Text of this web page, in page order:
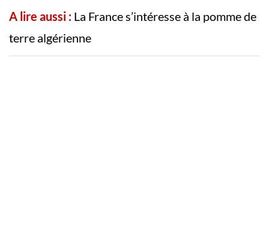
A lire aussi : La France s’intéresse à la pomme de
terre algérienne